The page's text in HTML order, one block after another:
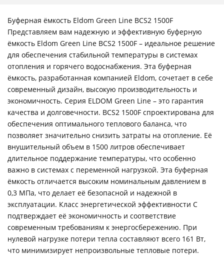
Буферная ёмкость Eldom Green Line BCS2 1500F
Представляем вам надежную и эффективную буферную
ёмкость Eldom Green Line BCS2 1500F – идеальное решение
для обеспечения стабильной температуры в системах
отопления и горячего водоснабжения. Эта буферная
ёмкость, разработанная компанией Eldom, сочетает в себе
современный дизайн, высокую производительность и
экономичность. Серия ELDOM Green Line – это гарантия
качества и долговечности. BCS2 1500F спроектирована для
обеспечения оптимального теплового баланса, что
позволяет значительно снизить затраты на отопление. Её
внушительный объем в 1500 литров обеспечивает
длительное поддержание температуры, что особенно
важно в системах с переменной нагрузкой. Эта буферная
ёмкость отличается высоким номинальным давлением в
0,3 МПа, что делает её безопасной и надежной в
эксплуатации. Класс энергетической эффективности C
подтверждает её экономичность и соответствие
современным требованиям к энергосбережению. При
нулевой нагрузке потери тепла составляют всего 161 Вт,
что минимизирует непроизвольные тепловые потери.